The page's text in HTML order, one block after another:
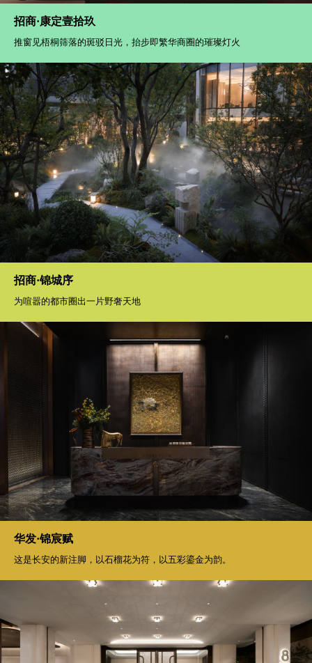
招商·康定壹拾玖
推窗见梧桐筛落的斑驳日光，抬步即繁华商圈的璀璨灯火
招商·锦城序
为喧嚣的都市圈出一片野奢天地
华发·锦宸赋
这是长安的新注脚，以石榴花为符，以五彩鎏金为韵。